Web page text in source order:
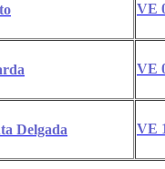
VE
VE
Delgada VE